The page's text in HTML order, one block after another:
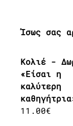
Ίσως σας
Κολιέ -
«Είσαι η
καλύτερη
11.00€